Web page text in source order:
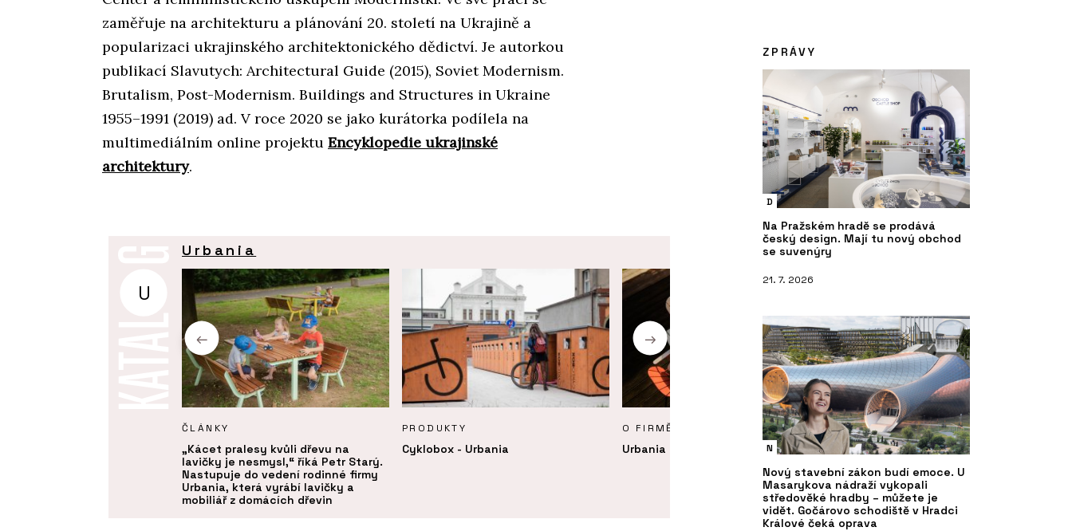
zaměřuje na architekturu a plánování 20. století na Ukrajině a
popularizaci ukrajinského architektonického dědictví. Je autorkou
publikací Slavutych: Architectural Guide (2015), Soviet Modernism.
Brutalism, Post-Modernism. Buildings and Structures in Ukraine
1955–1991 (2019) ad. V roce 2020 se jako kurátorka podílela na
multimediálním online projektu Encyklopedie ukrajinské
architektury.
U
Urbania
ČLÁNKY
„Kácet pralesy kvůli dřevu na
lavičky je nesmysl,“ říká Petr Starý.
Nastupuje do vedení rodinné firmy
Urbania, která vyrábí lavičky a
mobiliář z domácích dřevin
PRODUKTY
Cyklobox - Urbania
O FIRMĚ
Urbania
PRODUKTY
Koš Tubo - Urbania
ZPRÁVY
D
Na Pražském hradě se prodává
český design. Mají tu nový obchod
se suvenýry
21. 7. 2026
N
Nový stavební zákon budí emoce. U
Masarykova nádraží vykopali
středověké hradby – můžete je
vidět. Gočárovo schodiště v Hradci
Králové čeká oprava